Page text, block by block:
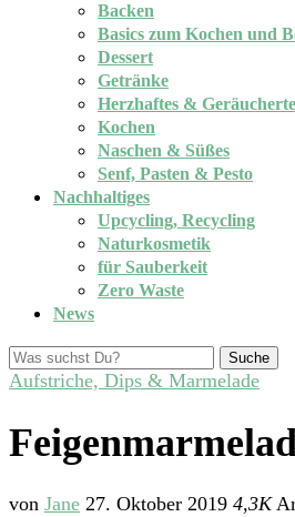
Backen
Basics zum Kochen und
Dessert
Getränke
Herzhaftes &
Kochen
Naschen & Süßes
Senf, Pasten & Pesto
Nachhaltiges
Upcycling, Recycling
Naturkosmetik
für Sauberkeit
Zero Waste
News
Suche
Aufstriche, Dips & Marmelade
von Jane 27. Oktober 2019 4,3K